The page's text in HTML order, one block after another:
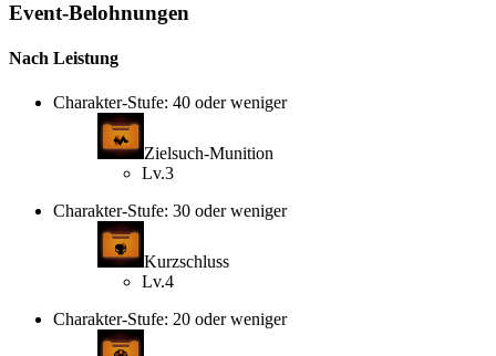
Event-Belohnungen
Nach Leistung
Charakter-Stufe: 40 oder weniger
Zielsuch-Munition
Lv.3
Charakter-Stufe: 30 oder weniger
Kurzschluss
Lv.4
Charakter-Stufe: 20 oder weniger